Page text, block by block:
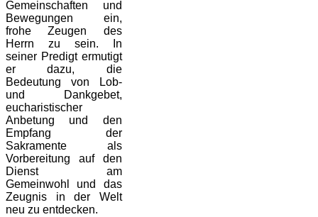
Gemeinschaften und
Bewegungen ein,
frohe Zeugen des
Herrn zu sein. In
seiner Predigt ermutigt
er dazu, die
Bedeutung von Lob-
und Dankgebet,
eucharistischer
Anbetung und den
Empfang der
Sakramente als
Vorbereitung auf den
Dienst am
Gemeinwohl und das
Zeugnis in der Welt
neu zu entdecken.